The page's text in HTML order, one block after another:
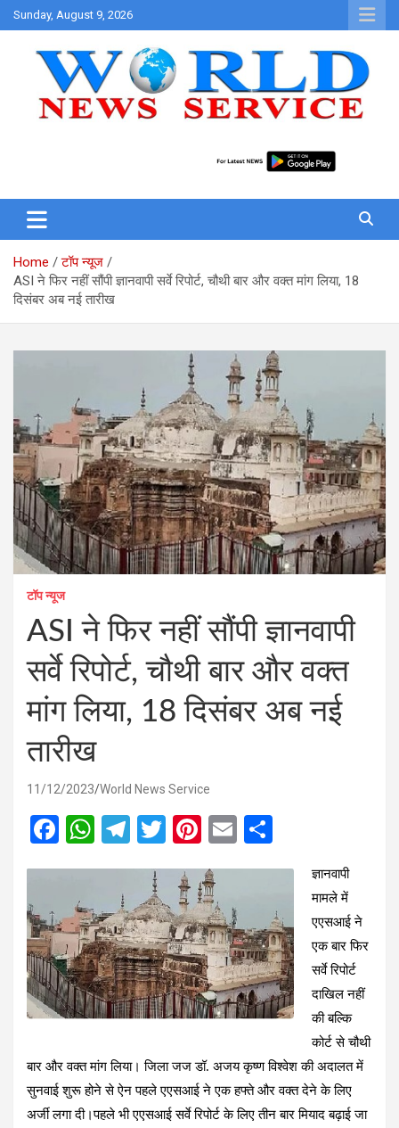
Skip
to
Sunday, August 9, 2026
Home
टॉप न्यूज
ASI ने फिर नहीं सौंपी ज्ञानवापी सर्वे रिपोर्ट, चौथी बार और वक्‍त मांग लिया, 18
दिसंबर अब नई तारीख
टॉप न्यूज
ASI ने फिर नहीं सौंपी ज्ञानवापी
सर्वे रिपोर्ट, चौथी बार और वक्‍त
मांग लिया, 18 दिसंबर अब नई
तारीख
11/12/2023 World News Service
F
b
o
o
k
W
s
A
p
p
T
gr
a
m
T
tt
er
Pi
er
es
t
E
e
ज्ञानवापी
मामले में
एएसआई ने
एक बार फिर
सर्वे रिपोर्ट
दाखिल नहीं
की बल्कि
कोर्ट से चौथी
बार और वक्त मांग लिया। जिला जज डॉ. अजय कृष्ण विश्वेश की अदालत में
सुनवाई शुरू होने से ऐन पहले एएसआई ने एक हफ्ते और वक्त देने के लिए
अर्जी लगा दी।पहले भी एएसआई सर्वे रिपोर्ट के लिए तीन बार मियाद बढ़ाई जा